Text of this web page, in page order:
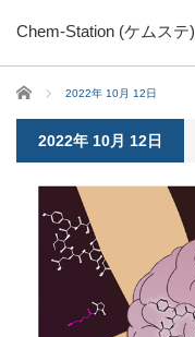
Chem-Station (ケムステ)
ホーム 2022年 10月 12日
2022年 10月 12日